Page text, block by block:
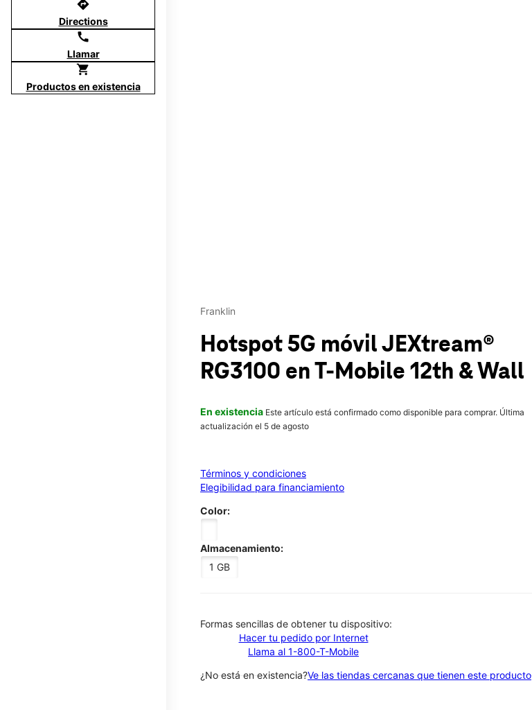
directions
Directions
call
Llamar
shopping_cart
Productos en existencia
Franklin
Hotspot 5G móvil JEXtream®
RG3100 en T-Mobile 12th & Wall
En existencia Este artículo está confirmado como disponible para comprar. Última
actualización el 5 de agosto
Términos y condiciones
Elegibilidad para financiamiento
Color:
Almacenamiento:
1 GB
​​​​​​​Formas sencillas de obtener tu dispositivo:
Hacer tu pedido por Internet
Llama al 1-800-T-Mobile
¿No está en existencia?Ve las tiendas cercanas que tienen este producto